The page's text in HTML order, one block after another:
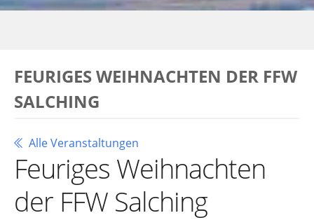
FEURIGES WEIHNACHTEN DER FFW
SALCHING
Alle Veranstaltungen
Feuriges Weihnachten
der FFW Salching